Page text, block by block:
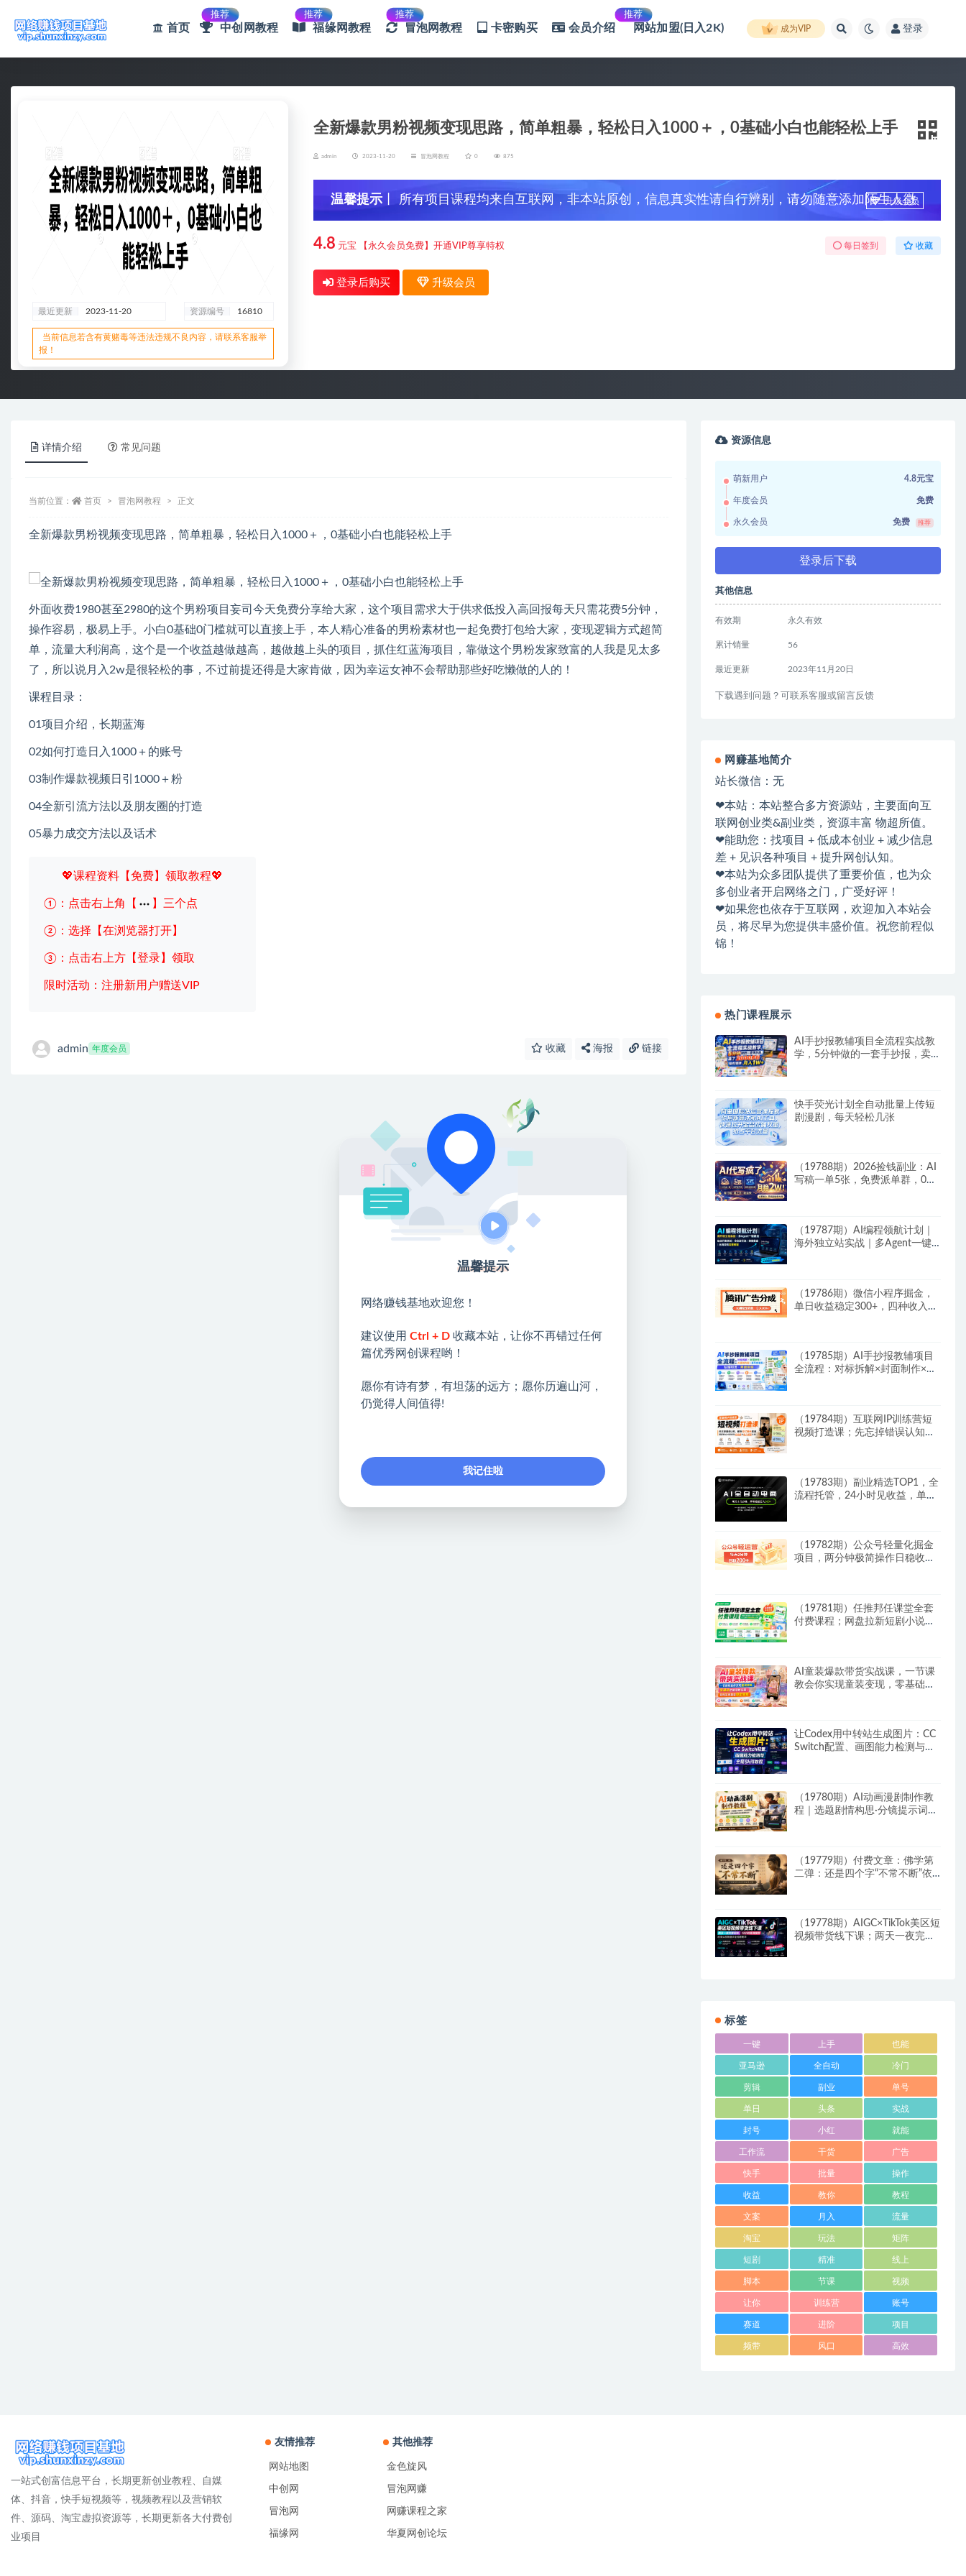
首页
推荐
中创网教程
推荐
福缘网教程
推荐
冒泡网教程 卡密购买 会员介绍
推荐
网站加盟(日入2K) 成为VIP 登录
最近更新 2023-11-20 资源编号 16810
当前信息若含有黄赌毒等违法违规不良内容，请联系客服举
报！
全新爆款男粉视频变现思路，简单粗暴，轻松日入1000＋，0基础小白也能轻松上手
admin 2023-11-20 冒泡网教程 0 875
温馨提示 丨 所有项目课程均来自互联网，非本站原创，信息真实性请自行辨别，请勿随意添加陌生人微
信，谨防上当受骗！
升级会员
4.8 元宝 【永久会员免费】开通VIP尊享特权 每日签到 收藏
登录后购买 升级会员
详情介绍 常见问题
当前位置： 首页 冒泡网教程 正文
全新爆款男粉视频变现思路，简单粗暴，轻松日入1000＋，0基础小白也能轻松上手
外面收费1980甚至2980的这个男粉项目妄司今天免费分享给大家，这个项目需求大于供求低投入高回报每天只需花费5分钟，
操作容易，极易上手。小白0基础0门槛就可以直接上手，本人精心准备的男粉素材也一起免费打包给大家，变现逻辑方式超简
单，流量大利润高，这个是一个收益越做越高，越做越上头的项目，抓住红蓝海项目，靠做这个男粉发家致富的人我是见太多
了，所以说月入2w是很轻松的事，不过前提还得是大家肯做，因为幸运女神不会帮助那些好吃懒做的人的！
课程目录：
01项目介绍，长期蓝海
02如何打造日入1000＋的账号
03制作爆款视频日引1000＋粉
04全新引流方法以及朋友圈的打造
05暴力成交方法以及话术
💖课程资料【免费】领取教程💖
①：点击右上角【 】三个点
②：选择【在浏览器打开】
③：点击右上方【登录】领取
限时活动：注册新用户赠送VIP
admin 年度会员 收藏 海报 链接
资源信息
萌新用户 4.8元宝
年度会员 免费
永久会员 免费 推荐
登录后下载
其他信息
有效期 永久有效
累计销量 56
最近更新 2023年11月20日
下载遇到问题？可联系客服或留言反馈
网赚基地简介
站长微信：无
❤本站：本站整合多方资源站，主要面向互
联网创业类&副业类，资源丰富 物超所值。
❤能助您：找项目 + 低成本创业 + 减少信息
差 + 见识各种项目 + 提升网创认知。
❤本站为众多团队提供了重要价值，也为众
多创业者开启网络之门，广受好评！
❤如果您也依存于互联网，欢迎加入本站会
员，将尽早为您提供丰盛价值。祝您前程似
锦！
热门课程展示
AI手抄报教辅项目全流程实战教
学，5分钟做的一套手抄报，卖
快手荧光计划全自动批量上传短
剧漫剧，每天轻松几张
（19788期）2026捡钱副业：AI
写稿一单5张，免费派单群，0门
（19787期）AI编程领航计划｜
海外独立站实战｜多Agent一键
（19786期）微信小程序掘金，
单日收益稳定300+，四种收入来
（19785期）AI手抄报教辅项目
全流程：对标拆解×封面制作×AI
（19784期）互联网IP训练营短
视频打造课；先忘掉错误认知，
（19783期）副业精选TOP1，全
流程托管，24小时见收益，单号
（19782期）公众号轻量化掘金
项目，两分钟极简操作日稳收益
（19781期）任推邦任课堂全套
付费课程；网盘拉新短剧小说多
AI童装爆款带货实战课，一节课
教会你实现童装变现，零基础也
让Codex用中转站生成图片：CC
Switch配置、画图能力检测与全
（19780期）AI动画漫剧制作教
程｜选题剧情构思·分镜提示词撰
（19779期）付费文章：佛学第
二弹：还是四个字“不常不断”依
（19778期）AIGC×TikTok美区短
视频带货线下课；两天一夜完整
标签
一键 上手 也能
亚马逊 全自动 冷门
剪辑 副业 单号
单日 头条 实战
封号 小红 就能
工作流 干货 广告
快手 批量 操作
收益 教你 教程
文案 月入 流量
淘宝 玩法 矩阵
短剧 精准 线上
脚本 节课 视频
让你 训练营 账号
赛道 进阶 项目
频带 风口 高效
一站式创富信息平台，长期更新创业教程、自媒
体、抖音，快手短视频等，视频教程以及营销软
件、源码、淘宝虚拟资源等，长期更新各大付费创
业项目
友情推荐
网站地图
中创网
冒泡网
福缘网
其他推荐
金色旋风
冒泡网赚
网赚课程之家
华夏网创论坛
温馨提示
网络赚钱基地欢迎您！
建议使用 Ctrl + D 收藏本站，让你不再错过任何
篇优秀网创课程哟！
愿你有诗有梦，有坦荡的远方；愿你历遍山河，
仍觉得人间值得!
我记住啦